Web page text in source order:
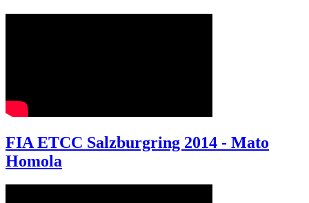
FIA ETCC Salzburgring 2014 - Mato
Homola